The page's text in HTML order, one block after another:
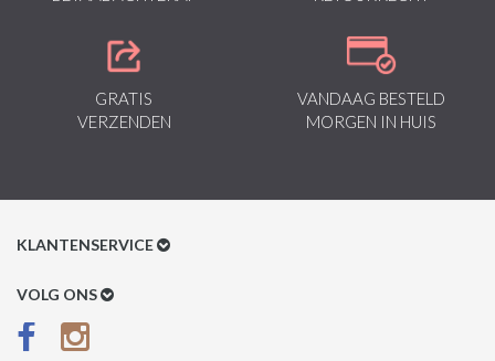
GRATIS
VERZENDEN
VANDAAG BESTELD
MORGEN IN HUIS
KLANTENSERVICE
Klantenservice
Betaalmethoden
VOLG ONS